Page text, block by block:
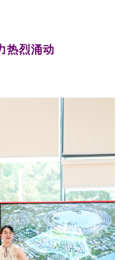
热烈涌动